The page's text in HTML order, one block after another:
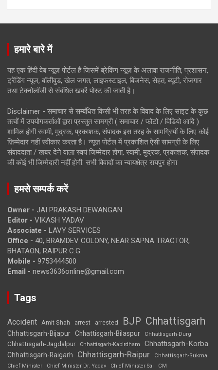
हमारे बारे में
यह एक हिंदी वेब न्यूज़ पोर्टल है जिसमें ब्रेकिंग न्यूज़ के अलावा राजनीति, प्रशासन,
ट्रेंडिंग न्यूज, बॉलीवुड, खेल जगत, लाइफस्टाइल, बिजनेस, सेहत, ब्यूटी, रोजगार
तथा टेक्नोलॉजी से संबंधित खबरें पोस्ट की जाती है।
Disclaimer - समाचार से सम्बंधित किसी भी तरह के विवाद के लिए साइट के कुछ
तत्वों में उपयोगकर्ताओं द्वारा प्रस्तुत सामग्री ( समाचार / फोटो / विडियो आदि )
शामिल होगी स्वामी, मुद्रक, प्रकाशक, संपादक इस तरह के सामग्रियों के लिए कोई
ज़िम्मेदार नहीं स्वीकार करता है। न्यूज़ पोर्टल में प्रकाशित ऐसी सामग्री के लिए
संवाददाता / खबर देने वाला स्वयं जिम्मेदार होगा, स्वामी, मुद्रक, प्रकाशक, संपादक
की कोई भी जिम्मेदारी नहीं होगी. सभी विवादों का न्यायक्षेत्र रायपुर होगा
हमसे सम्पर्क करें
Owner - JAI PRAKASH DEWANGAN
Editor - VIKASH YADAV
Associate - LAVY SERVICES
Office - 40, BRAMDEV COLONY, NEAR SAPNA TRACTOR,
BHATAON, RAIPUR C.G.
Mobile - 9753444500
Email - news3636online@gmail.com
Tags
Accident Amit Shah arrest arrested BJP Chhattisgarh
Chhattisgarh-Bijapur Chhattisgarh-Bilaspur Chhattisgarh-Durg
Chhattisgarh-Jagdalpur Chhattisgarh-Kabirdham Chhattisgarh-Korba
Chhattisgarh-Raigarh Chhattisgarh-Raipur
Chhattisgarh-Sukma
Chief Minister
Chief Minister Dr. Yadav Chief Minister Sai CM